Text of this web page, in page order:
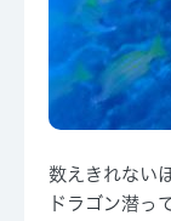
数えきれない
ドラゴン潜っ